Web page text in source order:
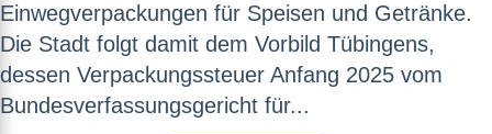
Einwegverpackungen für Speisen und Getränke.
Die Stadt folgt damit dem Vorbild Tübingens,
dessen Verpackungssteuer Anfang 2025 vom
Bundesverfassungsgericht für...